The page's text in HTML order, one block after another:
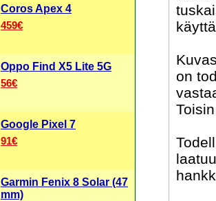
on
Coros Apex 4
459€
Oppo Find X5 Lite 5G
56€
Google Pixel 7
91€
Garmin Fenix 8 Solar (47
mm)